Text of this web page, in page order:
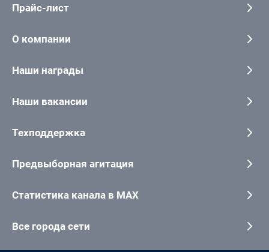
Прайс-лист
О компании
Наши награды
Наши вакансии
Техподдержка
Предвыборная агитация
Статистика канала в MAX
Все города сети